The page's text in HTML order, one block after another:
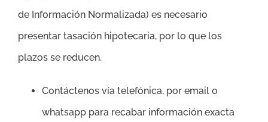
de Información Normalizada) es necesario
presentar tasación hipotecaria, por lo que los
plazos se reducen.
Contáctenos vía telefónica, por email o
whatsapp para recabar información exacta